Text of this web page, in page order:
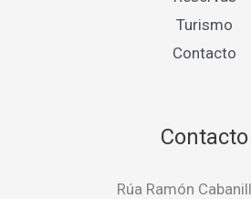
Turismo
Contacto
Contacto
Rúa Ramón